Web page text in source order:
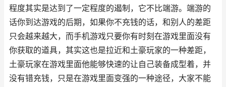
程度其实是达到了一定程度的遏制，它不比端游。端游的
话你到达游戏的后期，如果你不充钱的话，和别人的差距
只会越来越大，而手机游戏只要你有时刻在游戏里面没有
你获取的道具，其实这也是拉近和土豪玩家的一种差距，
土豪玩家在游戏里面他能够快速的让自己装备成型着，并
没有错充钱，只是在游戏里面变强的一种途径，大家不能